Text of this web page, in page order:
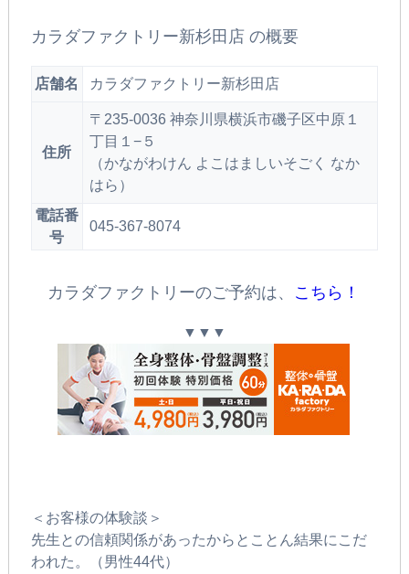
カラダファクトリー新杉田店 の概要
店舗名 カラダファクトリー新杉田店
住所
〒235-0036 神奈川県横浜市磯子区中原１
丁目１−５
（かながわけん よこはましいそごく なか
はら）
電話番
号
045-367-8074
カラダファクトリーのご予約は、 こちら！
▼▼▼
＜お客様の体験談＞
先生との信頼関係があったからとことん結果にこだ
われた。（男性44代）